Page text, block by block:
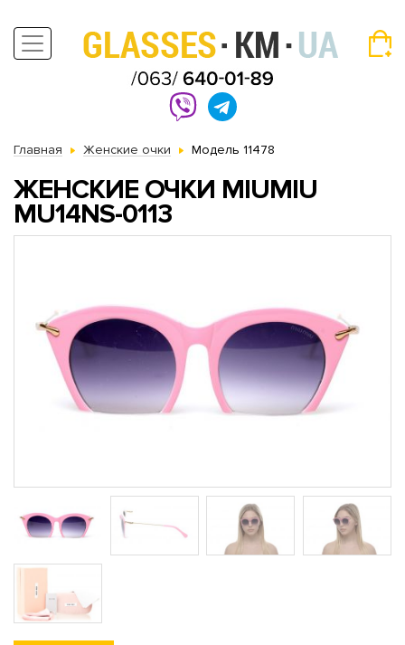
Главная Женские очки Модель 11478
ЖЕНСКИЕ ОЧКИ MIUMIU
MU14NS-0113